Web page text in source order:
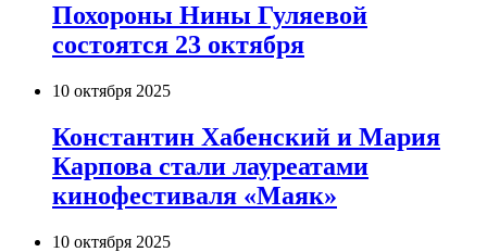
Похороны Нины Гуляевой
состоятся 23 октября
10 октября 2025
Константин Хабенский и Мария
Карпова стали лауреатами
кинофестиваля «Маяк»
10 октября 2025